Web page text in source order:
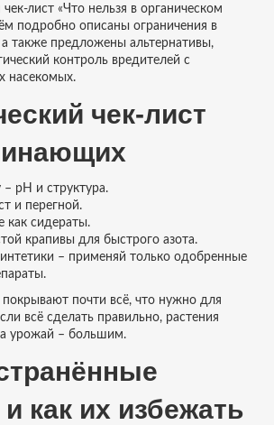
«Что нельзя в органическом
подробно описаны ограничения в
а также предложены альтернативы,
контроль вредителей с
насекомых.
чек‑лист
– pH и структура.
и перегной.
как сидераты.
крапивы для быстрого азота.
– применяй только одобренные
покрывают почти всё, что нужно для
всё сделать правильно, растения
урожай – большим.
как их избежать